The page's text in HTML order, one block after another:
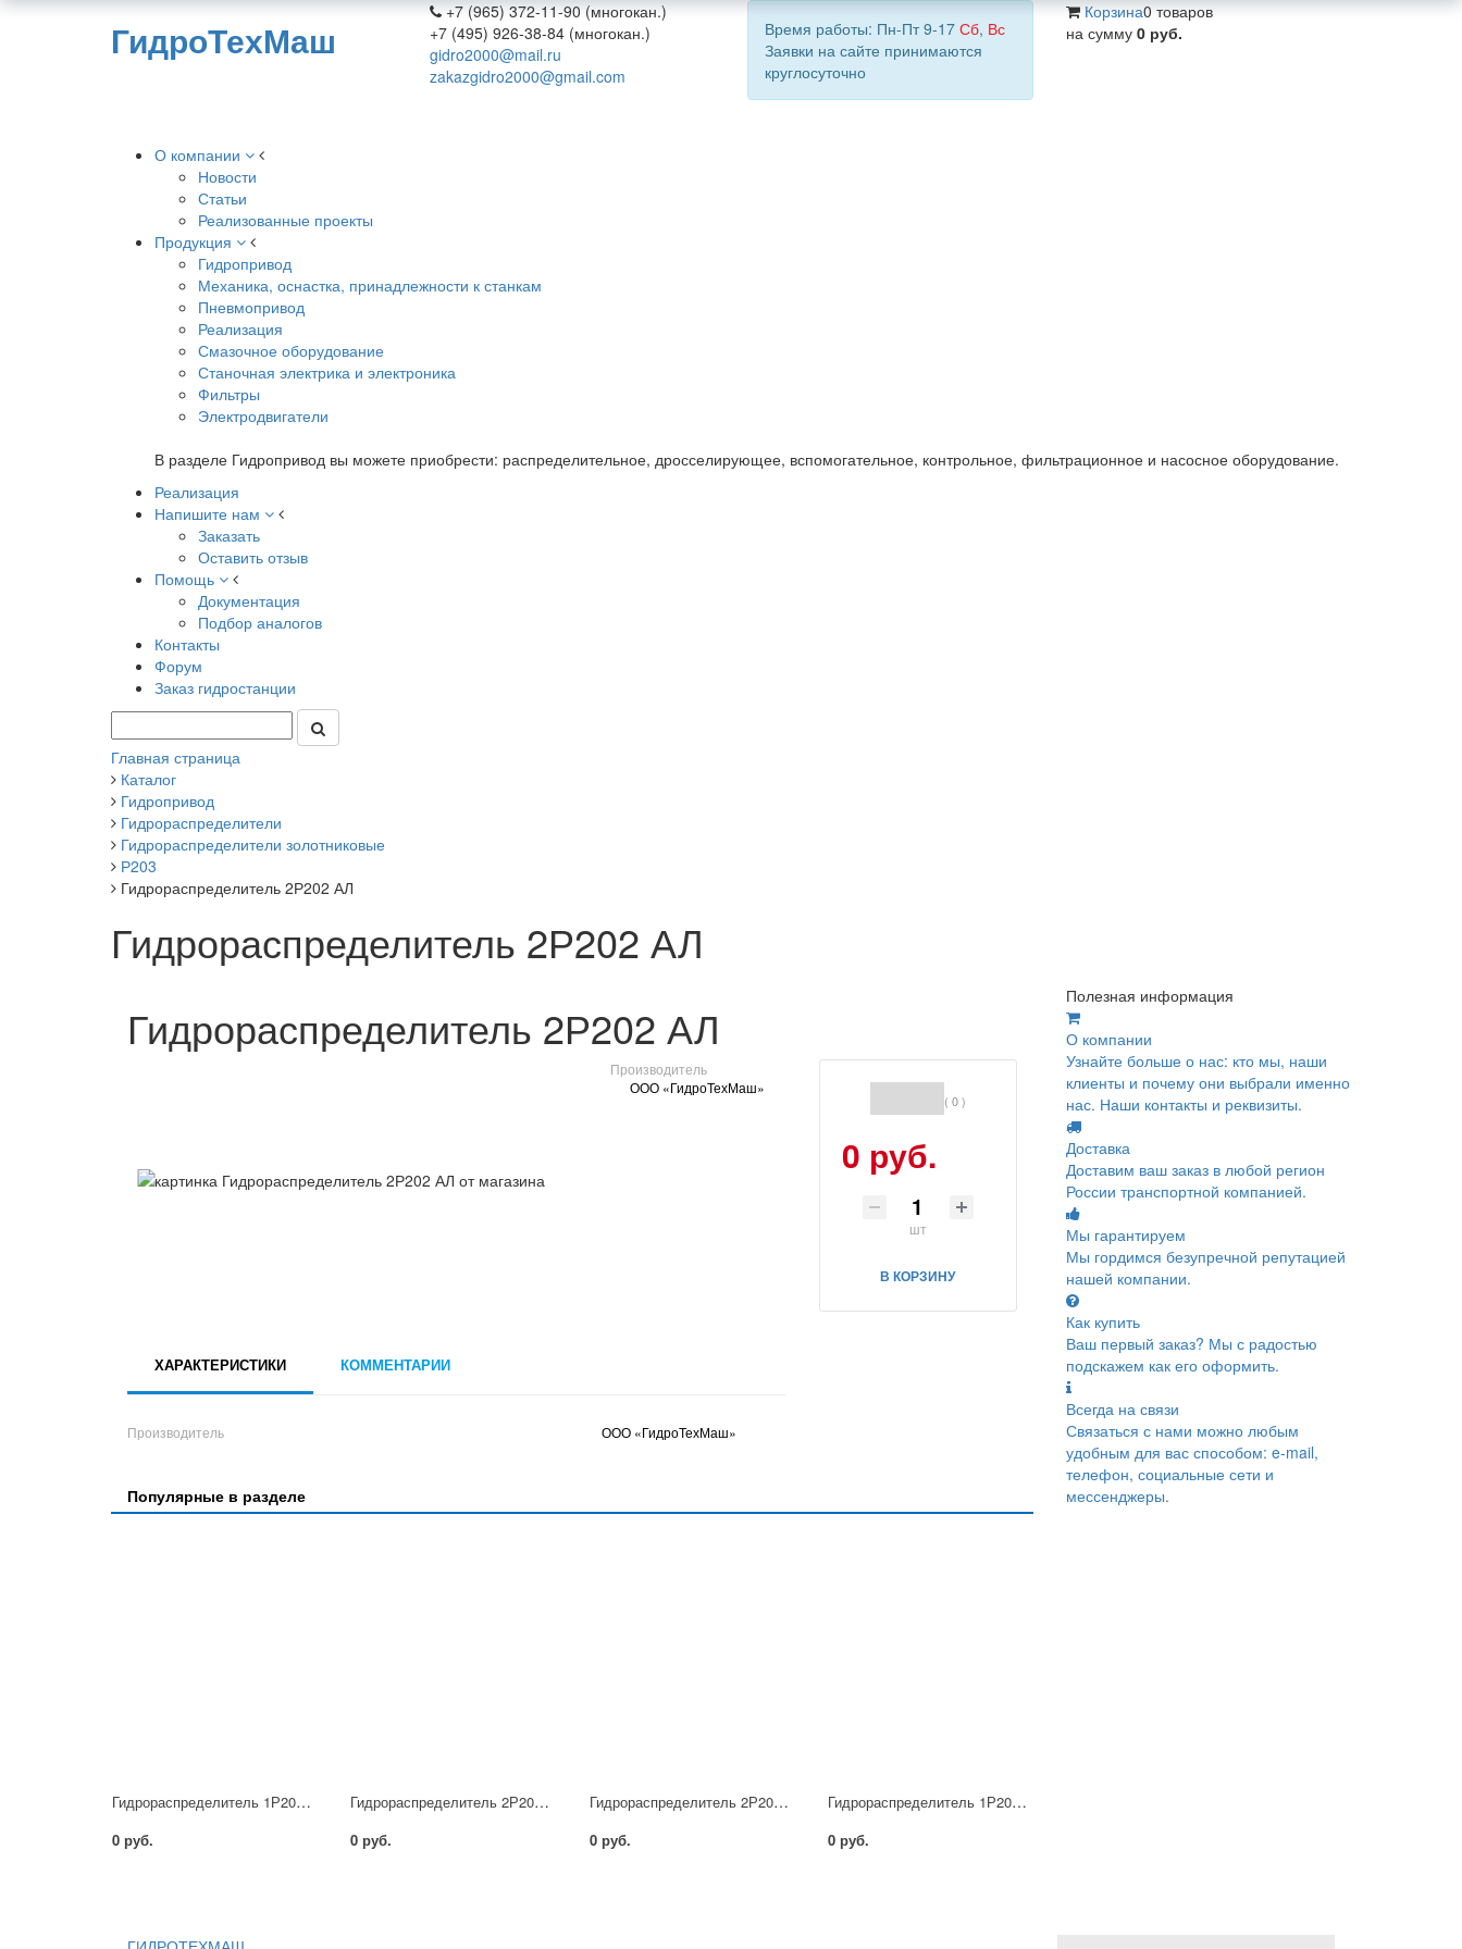
ГидроТехМаш
+7 (965) 372-11-90 (многокан.)
+7 (495) 926-38-84 (многокан.)
gidro2000@mail.ru
zakazgidro2000@gmail.com
Время работы: Пн-Пт 9-17 Сб, Вс
Заявки на сайте принимаются
круглосуточно
Корзина0 товаров
на сумму 0 руб.
О компании
Новости
Статьи
Реализованные проекты
Продукция
Гидропривод
Механика, оснастка, принадлежности к станкам
Пневмопривод
Реализация
Смазочное оборудование
Станочная электрика и электроника
Фильтры
Электродвигатели
В разделе Гидропривод вы можете приобрести: распределительное, дросселирующее, вспомогательное, контрольное, фильтрационное и насосное оборудование.
Реализация
Напишите нам
Заказать
Оставить отзыв
Помощь
Документация
Подбор аналогов
Контакты
Форум
Заказ гидростанции
Главная страница
Каталог
Гидропривод
Гидрораспределители
Гидрораспределители золотниковые
Р203
Гидрораспределитель 2Р202 АЛ
Гидрораспределитель 2Р202 АЛ
Гидрораспределитель 2Р202 АЛ
Производитель
ООО «ГидроТехМаш»
( 0 )
0 руб.
шт
В КОРЗИНУ
ХАРАКТЕРИСТИКИ КОММЕНТАРИИ
Производитель ООО «ГидроТехМаш»
Популярные в разделе
Гидрораспределитель 1Р202 АЛ
0 руб.
Гидрораспределитель 2Р203 АЛ
0 руб.
Гидрораспределитель 2Р202 АЕ
0 руб.
Гидрораспределитель 1Р203 АЛ
0 руб.
Полезная информация
О компании
Узнайте больше о нас: кто мы, наши
клиенты и почему они выбрали именно
нас. Наши контакты и реквизиты.
Доставка
Доставим ваш заказ в любой регион
России транспортной компанией.
Мы гарантируем
Мы гордимся безупречной репутацией
нашей компании.
Как купить
Ваш первый заказ? Мы с радостью
подскажем как его оформить.
Всегда на связи
Связаться с нами можно любым
удобным для вас способом: e-mail,
телефон, социальные сети и
мессенджеры.